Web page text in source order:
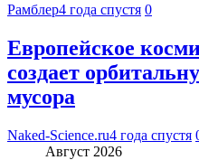
Рамблер4 года спустя 0
Европейское
создает
мусора
Naked-Science.ru4 года спустя
Август 2026